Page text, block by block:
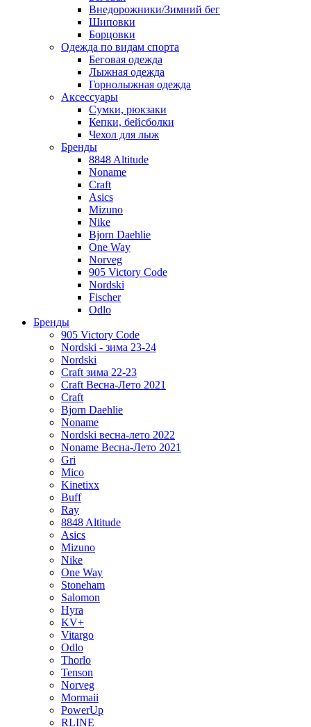
Внедорожники/Зимний бег
Шиповки
Борцовки
Одежда по видам спорта
Беговая одежда
Лыжная одежда
Горнолыжная одежда
Аксессуары
Сумки, рюкзаки
Кепки, бейсболки
Чехол для лыж
Бренды
8848 Altitude
Noname
Craft
Asics
Mizuno
Nike
Bjorn Daehlie
One Way
Norveg
905 Victory Code
Nordski
Fischer
Odlo
Бренды
905 Victory Code
Nordski - зима 23-24
Nordski
Craft зима 22-23
Craft Весна-Лето 2021
Craft
Bjorn Daehlie
Noname
Nordski весна-лето 2022
Noname Весна-Лето 2021
Gri
Mico
Kinetixx
Buff
Ray
8848 Altitude
Asics
Mizuno
Nike
One Way
Stoneham
Salomon
Hyra
KV+
Vitargo
Odlo
Thorlo
Tenson
Norveg
Mormaii
PowerUp
RLINE